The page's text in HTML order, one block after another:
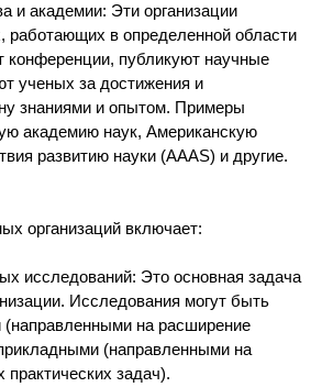
и академии: Эти организации
работающих в определенной области
конференции, публикуют научные
ученых за достижения и
знаниями и опытом. Примеры
академию наук, Американскую
развитию науки (AAAS) и другие.
организаций включает:
исследований: Это основная задача
Исследования могут быть
на расширение
(направленными на
задач).